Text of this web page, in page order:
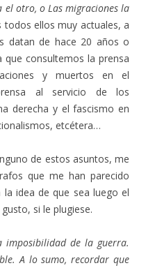
el otro, o Las migraciones la
todos ellos muy actuales, a
datan de hace 20 años o
consultemos la prensa
y muertos en el
al servicio de los
derecha y el fascismo en
etcétera…
de estos asuntos, me
que me han parecido
idea de que sea luego el
si le plugiese.
imposibilidad de la guerra.
A lo sumo, recordar que